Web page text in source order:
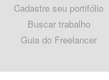
Cadastre seu portifólio
Buscar trabalho
Guia do Freelancer